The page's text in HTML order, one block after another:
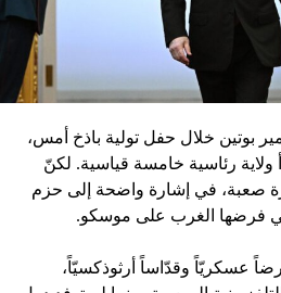
بوتين خلال حفل تولية باذخ أمس،
ولاية رئاسية خامسة قياسية. لكنّ
صعبة، في إشارة واضحة إلى حزم
فرضها الغرب على موسكو.
عسكريّاً وقدّاساً أرثوذكسيّاً،